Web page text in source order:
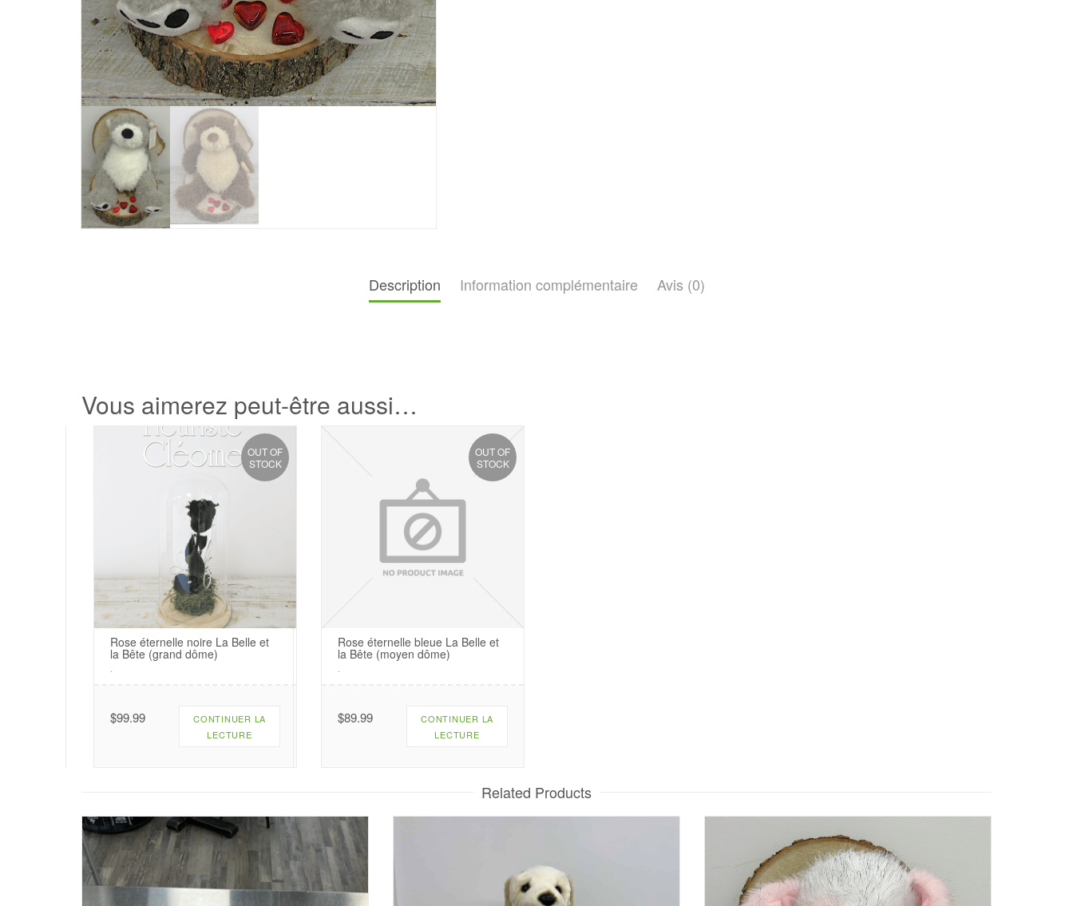
Description Information complémentaire Avis (0)
Vous aimerez peut-être aussi…
OUT OF
STOCK
Rose éternelle noire La Belle et
la Bête (grand dôme)
.
$99.99
CONTINUER LA
LECTURE
OUT OF
STOCK
Rose éternelle bleue La Belle et
la Bête (moyen dôme)
.
$89.99
CONTINUER LA
LECTURE
Related Products